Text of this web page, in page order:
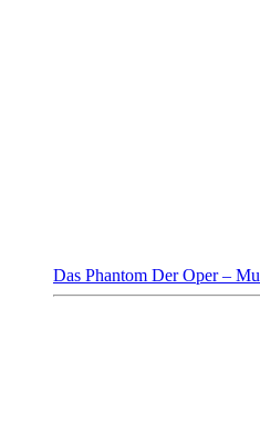
Das Phantom Der Oper –